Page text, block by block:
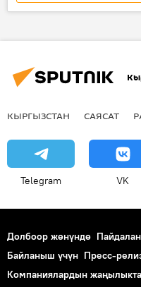
абитуриент
КЫРГЫЗСТАН САЯСАТ
Telegram VK
Долбоор жөнүндө
Байланыш үчүн Пресс-
Компаниялардын